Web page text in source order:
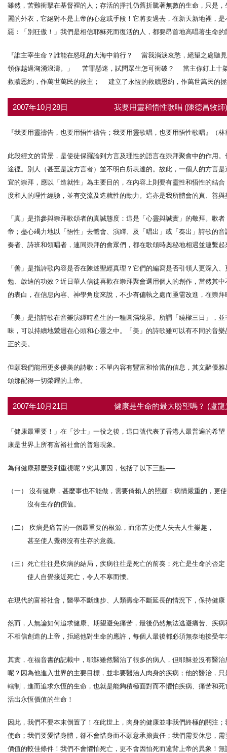
雖然，苦難衝擊在基督裡的人；存活的掙扎仍舊折騰著無數的生命，只是
麗的外衣，它絕對不是上帝的心意或手段！它將要過去，在新天新地裡，
惡：「別狂傲！」我們是相信耶穌死而復活的人，都要昂首地高唱著生命的
『誰主宰生命？誰能在怒吼的大海中前行？ 當我淌淚哀愁，絕望之
領你越過洶湧浪濤。」 苦罪懸迷，試問眾生怎可衝破？ 當主你釘上
救贖恩約，作萬世萬民的救主； 建立了永恆的救贖恩約，作萬世萬民的
2007年10月28日 我要用靈和悟性歌唱 (陳德昌牧
『我要用靈禱告，也要用悟性禱告；我要用靈歌唱，也要用悟性歌唱』（林
此段經文的背景，是使徒保羅論到方言及理性的語言在崇拜聚會中的作用
途徑。別人（甚至是說方言者）並不明白所表達的。故此，一個人的方言
宜的崇拜，應以「造就性」為主要目的，在內容上則要有靈性和悟性的結
度和人的理性經驗，並有交流及造就性的動力。這亦是我所體會的真、善與
「真」是指參與崇拜歌頌者的真誠態度：這是「心靈與誠實」的敬拜。歌
帝；盡心竭力地以「悟性」去體會、演繹、及「唱出」或「奏出」詩歌的
奏者、詩班和領唱者，連同崇拜的會眾們，都在歌頌時奧秘地相遇並連繫
「善」是指詩歌內容是否在陳述聖經真理？它們的編寫是否引領人更深入
勉、啟迪的功效？近日華人信徒喜歡在崇拜聚會選用個人的創作，當然其
的表白，在信息內容、神學角度來說，不少有偏執之處而亟需改進，在崇
「美」是指詩歌在音樂演繹時產生的一種圓滿境界。所謂「繞樑三日」，
味，可以持續地縈迴在心頭和心靈之中。「美」的詩歌雖可以有不同的音
正的美。
但願我們能用更多優美的詩歌：不單內容有豐富和恰當的信息，其文辭優
頌那配得一切榮耀的上帝。
2007年10月21日 健康是生命的最大盼望嗎？ (盧
「健康最重要！」在「沙士」一役之後，這口號代表了香港人最普遍的希
康是世界上所有富裕社會的普遍現象。
為何健康那麼受到重視呢？究其原因，包括了以下三點──
（一） 沒有健康，甚麼事也不能做，需要倚賴人的照顧；病情嚴重的，更
沒有生存的價值。
（二） 疾病是痛苦的一個最重要的根源，而痛苦更使人失去人生樂趣，
甚至使人覺得沒有生存的意義。
（三）死亡往往是疾病的結局，疾病往往是死亡的前奏；死亡是生命的否
使人自覺接近死亡，令人不寒而慄。
在現代的富裕社會，醫學不斷進步、人類壽命不斷延長的情況下，保持健
然而，人無論如何追求健康、期望避免痛苦，最後仍然無法逃避痛苦、疾
不相信創造的上帝，拒絕他對生命的應許，每個人最後都必須無奈地接受
其實，在福音書的記載中，耶穌雖然醫治了很多的病人，但耶穌並沒有醫
呢？因為他進入世界的主要目標，並非要醫治人肉身的疾病；他的醫治，
轄制，進而追求永恆的生命，也就是能夠積極面對而不懼怕疾病、痛苦和
活出永恆價值的生命！
因此，我們不要本末倒置了！在此世上，肉身的健康並非我們終極的關注
使命；我們要愛惜身體，卻不會惜身而不願意承擔責任；我們需要休息，
價值的較佳條件！我們不會懼怕死亡，更不會因怕死而違背上帝的異象！